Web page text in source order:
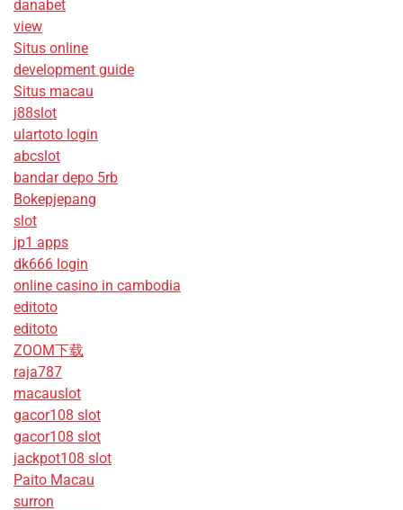
danabet
view
Situs online
development guide
Situs macau
j88slot
ulartoto login
abcslot
bandar depo 5rb
Bokepjepang
slot
jp1 apps
dk666 login
online casino in cambodia
editoto
editoto
ZOOM下载
raja787
macauslot
gacor108 slot
gacor108 slot
jackpot108 slot
Paito Macau
surron